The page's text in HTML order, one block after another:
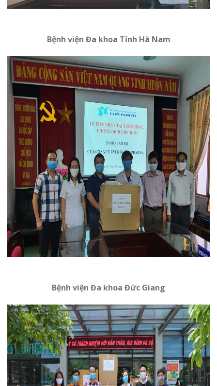
Bệnh viện Đa khoa Tỉnh Hà Nam
Bệnh viện Đa khoa Đức Giang